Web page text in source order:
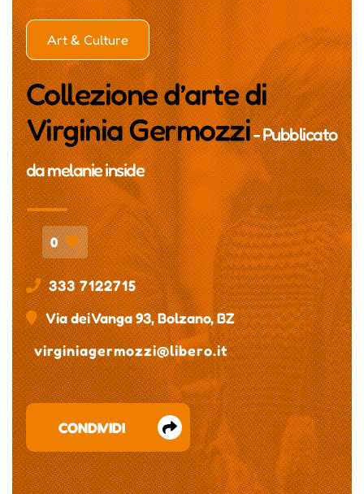
Art & Culture
Collezione d’arte di
Virginia Germozzi- Pubblicato
damelanie inside
0
333 7122715
Via dei Vanga 93, Bolzano, BZ
virginiagermozzi@libero.it
CONDIVIDI